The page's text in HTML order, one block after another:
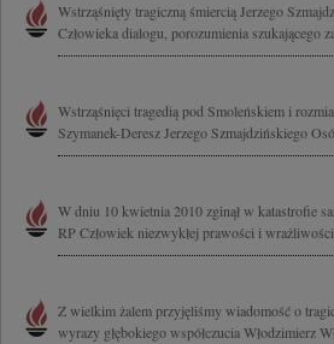
Wstrząśnięty tragiczną śmiercią Jerzego
Człowieka dialogu, porozumienia szukającego
Wstrząśnięci tragedią pod Smoleńskiem i
Szymanek-Deresz Jerzego Szmajdzińskiego
W dniu 10 kwietnia 2010 zginął w katastrofie
RP Człowiek niezwykłej prawości i
Z wielkim żalem przyjęliśmy wiadomość o
wyrazy głębokiego współczucia Włodzimierz